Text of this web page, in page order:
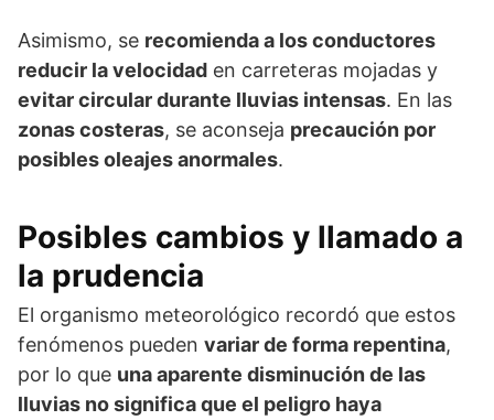
Asimismo, se recomienda a los conductores
reducir la velocidad en carreteras mojadas y
evitar circular durante lluvias intensas. En las
zonas costeras, se aconseja precaución por
posibles oleajes anormales.
Posibles cambios y llamado a
la prudencia
El organismo meteorológico recordó que estos
fenómenos pueden variar de forma repentina,
por lo que una aparente disminución de las
lluvias no significa que el peligro haya